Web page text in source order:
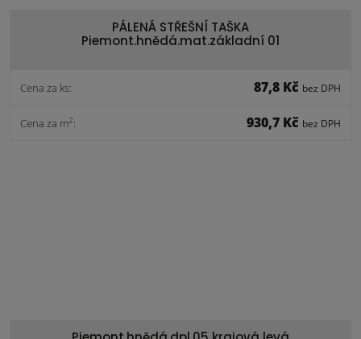
PÁLENÁ STŘEŠNÍ TAŠKA
Piemont.hnědá.mat.základní 01
Cena za ks: 87,8 Kč bez DPH
Cena za m2: 930,7 Kč bez DPH